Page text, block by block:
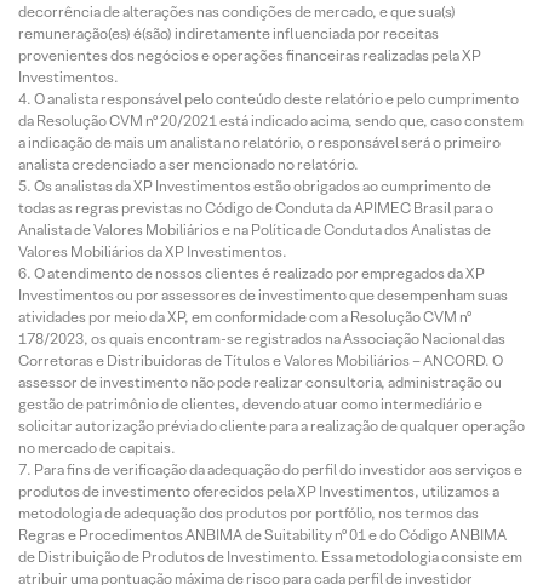
decorrência de alterações nas condições de mercado, e que sua(s)
remuneração(es) é(são) indiretamente influenciada por receitas
provenientes dos negócios e operações financeiras realizadas pela XP
Investimentos.
O analista responsável pelo conteúdo deste relatório e pelo cumprimento
da Resolução CVM nº 20/2021 está indicado acima, sendo que, caso constem
a indicação de mais um analista no relatório, o responsável será o primeiro
analista credenciado a ser mencionado no relatório.
Os analistas da XP Investimentos estão obrigados ao cumprimento de
todas as regras previstas no Código de Conduta da APIMEC Brasil para o
Analista de Valores Mobiliários e na Política de Conduta dos Analistas de
Valores Mobiliários da XP Investimentos.
O atendimento de nossos clientes é realizado por empregados da XP
Investimentos ou por assessores de investimento que desempenham suas
atividades por meio da XP, em conformidade com a Resolução CVM nº
178/2023, os quais encontram-se registrados na Associação Nacional das
Corretoras e Distribuidoras de Títulos e Valores Mobiliários – ANCORD. O
assessor de investimento não pode realizar consultoria, administração ou
gestão de patrimônio de clientes, devendo atuar como intermediário e
solicitar autorização prévia do cliente para a realização de qualquer operação
no mercado de capitais.
Para fins de verificação da adequação do perfil do investidor aos serviços e
produtos de investimento oferecidos pela XP Investimentos, utilizamos a
metodologia de adequação dos produtos por portfólio, nos termos das
Regras e Procedimentos ANBIMA de Suitability nº 01 e do Código ANBIMA
de Distribuição de Produtos de Investimento. Essa metodologia consiste em
atribuir uma pontuação máxima de risco para cada perfil de investidor